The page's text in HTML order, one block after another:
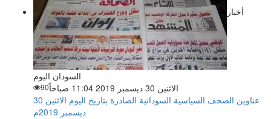
أخبار
السودان اليوم
الاثنين 30 ديسمبر 2019 11:04 صباحاً
90
عناوين الصحف السياسية السودانية الصادرة بتاريخ اليوم الاثنين 30
ديسمبر 2019م